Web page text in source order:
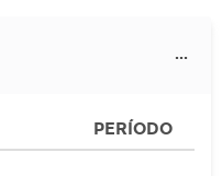
...
PERÍODO